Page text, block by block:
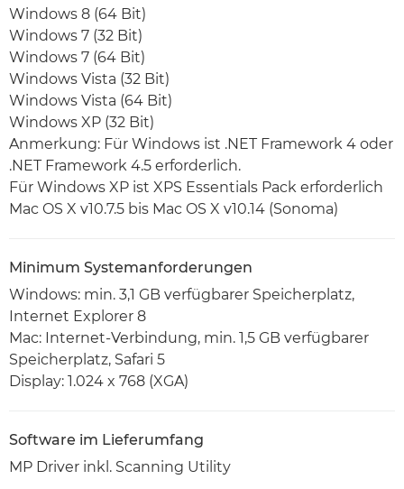
Windows 8 (64 Bit)
Windows 7 (32 Bit)
Windows 7 (64 Bit)
Windows Vista (32 Bit)
Windows Vista (64 Bit)
Windows XP (32 Bit)
Anmerkung: Für Windows ist .NET Framework 4 oder
.NET Framework 4.5 erforderlich.
Für Windows XP ist XPS Essentials Pack erforderlich
Mac OS X v10.7.5 bis Mac OS X v10.14 (Sonoma)
Minimum Systemanforderungen
Windows: min. 3,1 GB verfügbarer Speicherplatz,
Internet Explorer 8
Mac: Internet-Verbindung, min. 1,5 GB verfügbarer
Speicherplatz, Safari 5
Display: 1.024 x 768 (XGA)
Software im Lieferumfang
MP Driver inkl. Scanning Utility